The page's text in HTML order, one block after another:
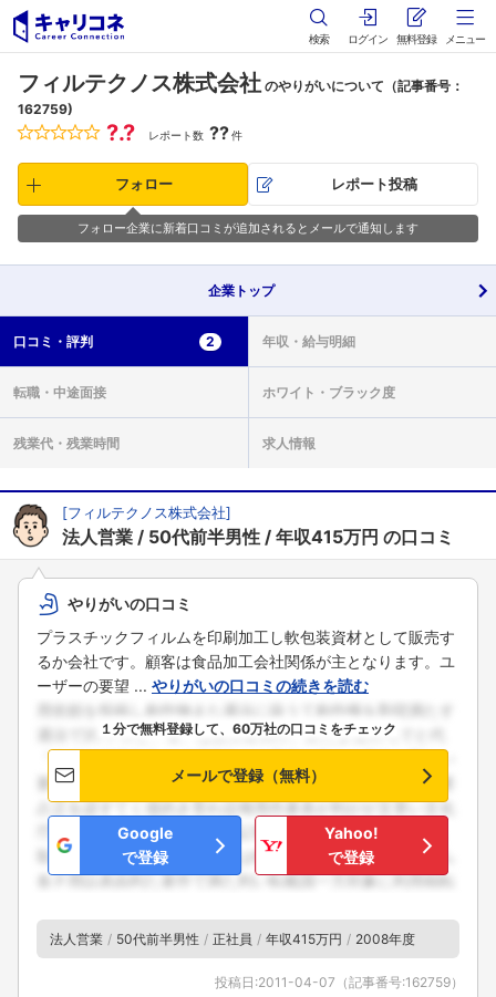
検索 ログイン 無料登録 メニュー
フィルテクノス株式会社 のやりがいについて（記事番号：
162759)
?.? レポート数 ??件
フォロー レポート投稿
フォロー企業に新着口コミが追加されるとメールで通知します
企業 トップ
口コミ・ 評判 2 年収・ 給与明細
転職・ 中途面接 ホワイト・ ブラック度
残業代・ 残業時間 求人情報
[フィルテクノス株式会社]
法人営業 50代前半男性 年収415万円 の口コミ
やりがいの口コミ
プラスチックフィルムを印刷加工し軟包装資材として販売す
るか会社です。顧客は食品加工会社関係が主となります。ユ
ーザーの要望 ... やりがいの口コミの続きを読む
１分で無料登録して、60万社の口コミをチェック
メールで登録（無料）
Google
で登録
Yahoo!
で登録
法人営業 50代前半男性 正社員 年収415万円 2008年度
投稿日:2011-04-07 （記事番号:162759）